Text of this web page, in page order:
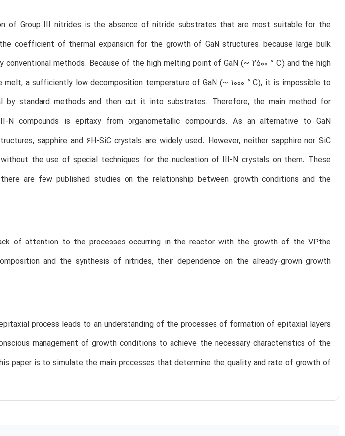
of Group III nitrides is the absence of nitride substrates that are most suitable for the
coefficient of thermal expansion for the growth of GaN structures, because large bulk
conventional methods. Because of the high melting point of GaN (~ 2500 ° C) and the high
melt, a sufficiently low decomposition temperature of GaN (~ 1000 ° C), it is impossible to
by standard methods and then cut it into substrates. Therefore, the main method for
N compounds is epitaxy from organometallic compounds. As an alternative to GaN
sapphire and 6H-SiC crystals are widely used. However, neither sapphire nor SiC
the use of special techniques for the nucleation of III-N crystals on them. These
are few published studies on the relationship between growth conditions and the
of attention to the processes occurring in the reactor with the growth of the VPthe
and the synthesis of nitrides, their dependence on the already-grown growth
process leads to an understanding of the processes of formation of epitaxial layers
management of growth conditions to achieve the necessary characteristics of the
paper is to simulate the main processes that determine the quality and rate of growth of